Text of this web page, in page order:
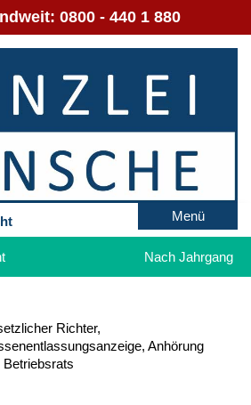
0800 - 440 1 880
Menü
Nach Jahrgang
Richter,
Anhörung
Betriebsrats